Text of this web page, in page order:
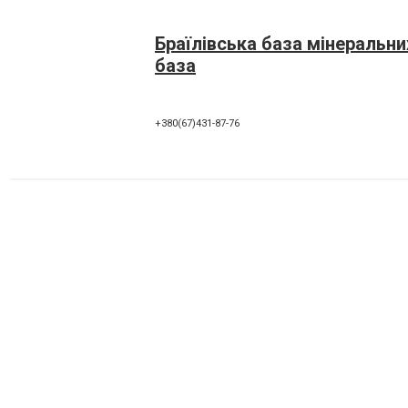
Браїлівська база
база
+380(67)431-87-76